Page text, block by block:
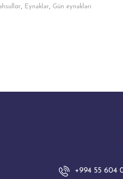
, Eynəklər, Gün eynəkləri
+994 55 604